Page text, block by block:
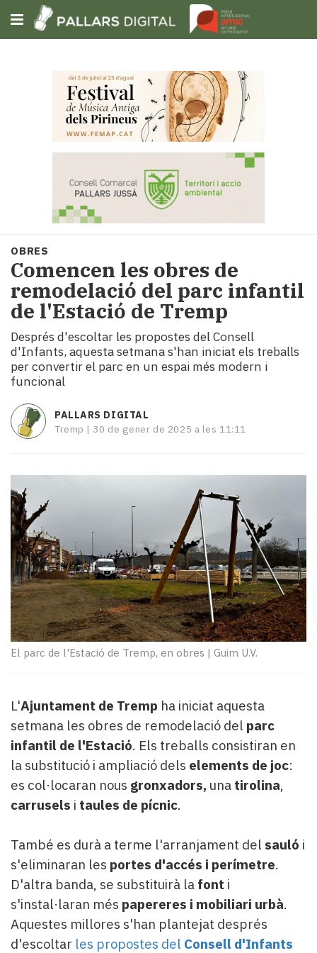
Subscriu-t'hi
Portada
Societat
Política
i
municipis
Economia
turisme
Cultura
Esports
tant!
TV
i
El
temps
Reportatges
Entrevistes
Enquestes
A
escena!
Dis
la
teva!
Subscriptors
La
Pallars
Contingut
patrocinat
Lo
més
llegit...
Editorial
OBRES
Comencen les obres de
remodelació del parc infantil
de l'Estació de Tremp
Després d'escoltar les propostes del Consell
d'Infants, aquesta setmana s'han iniciat els treballs
per convertir el parc en un espai més modern i
funcional
PALLARS DIGITAL
Tremp | 30 de gener de 2025 a les 11:11
El parc de l'Estació de Tremp, en obres | Guim U.V.
L'Ajuntament de Tremp ha iniciat aquesta
setmana les obres de remodelació del parc
infantil de l'Estació. Els treballs consistiran en
la substitució i ampliació dels elements de joc:
es col·locaran nous gronxadors, una tirolina,
carrusels i taules de pícnic.
També es durà a terme l'arranjament del sauló i
s'eliminaran les portes d'accés i perímetre.
D'altra banda, se substituirà la font i
s'instal·laran més papereres i mobiliari urbà.
Aquestes millores s'han plantejat després
d'escoltar les propostes del Consell d'Infants